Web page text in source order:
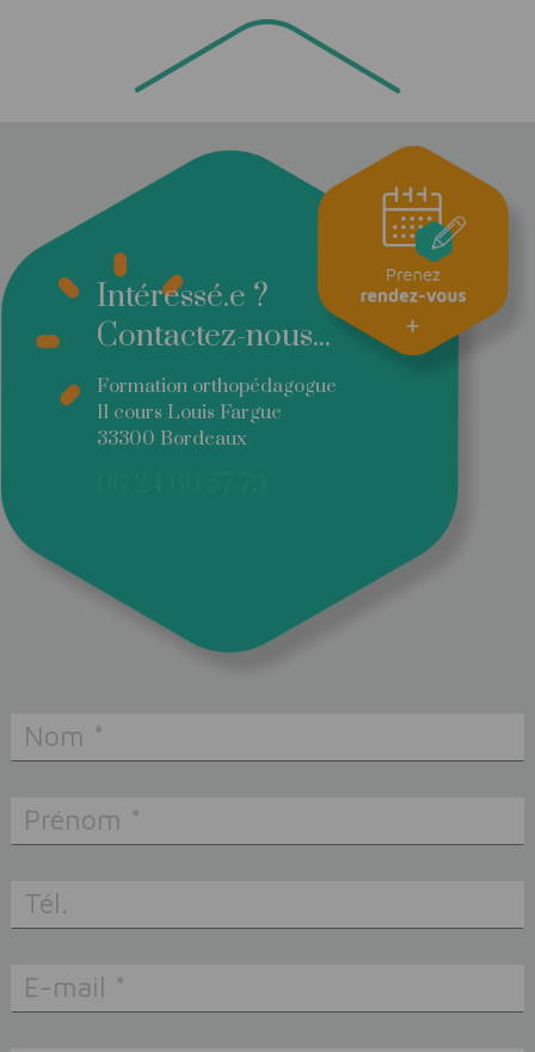
Intéressé.e ?
Contactez-nous...
Formation orthopédagogue
11 cours Louis Fargue
33300 Bordeaux